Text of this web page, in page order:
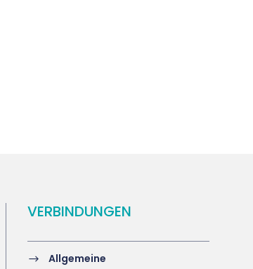
VERBINDUNGEN
Allgemeine